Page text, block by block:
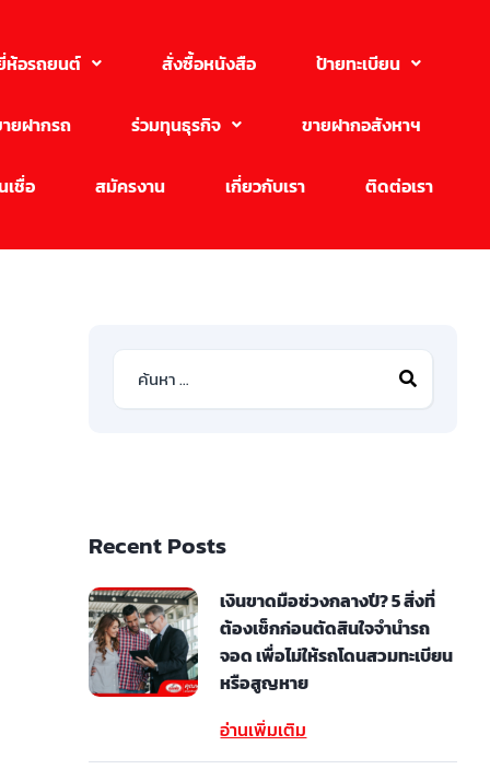
ห้อรถยนต์ สั่งซื้อหนังสือ ป้ายทะเบียน
ยฝากรถ ร่วมทุนธุรกิจ ขายฝากอสังหาฯ
ชื่อ สมัครงาน เกี่ยวกับเรา ติดต่อเรา
Recent Posts
เงินขาดมือช่วงกลางปี? 5 สิ่งที่
ต้องเช็กก่อนตัดสินใจจำนำรถ
จอด เพื่อไม่ให้รถโดนสวมทะเบียน
หรือสูญหาย
อ่านเพิ่มเติม